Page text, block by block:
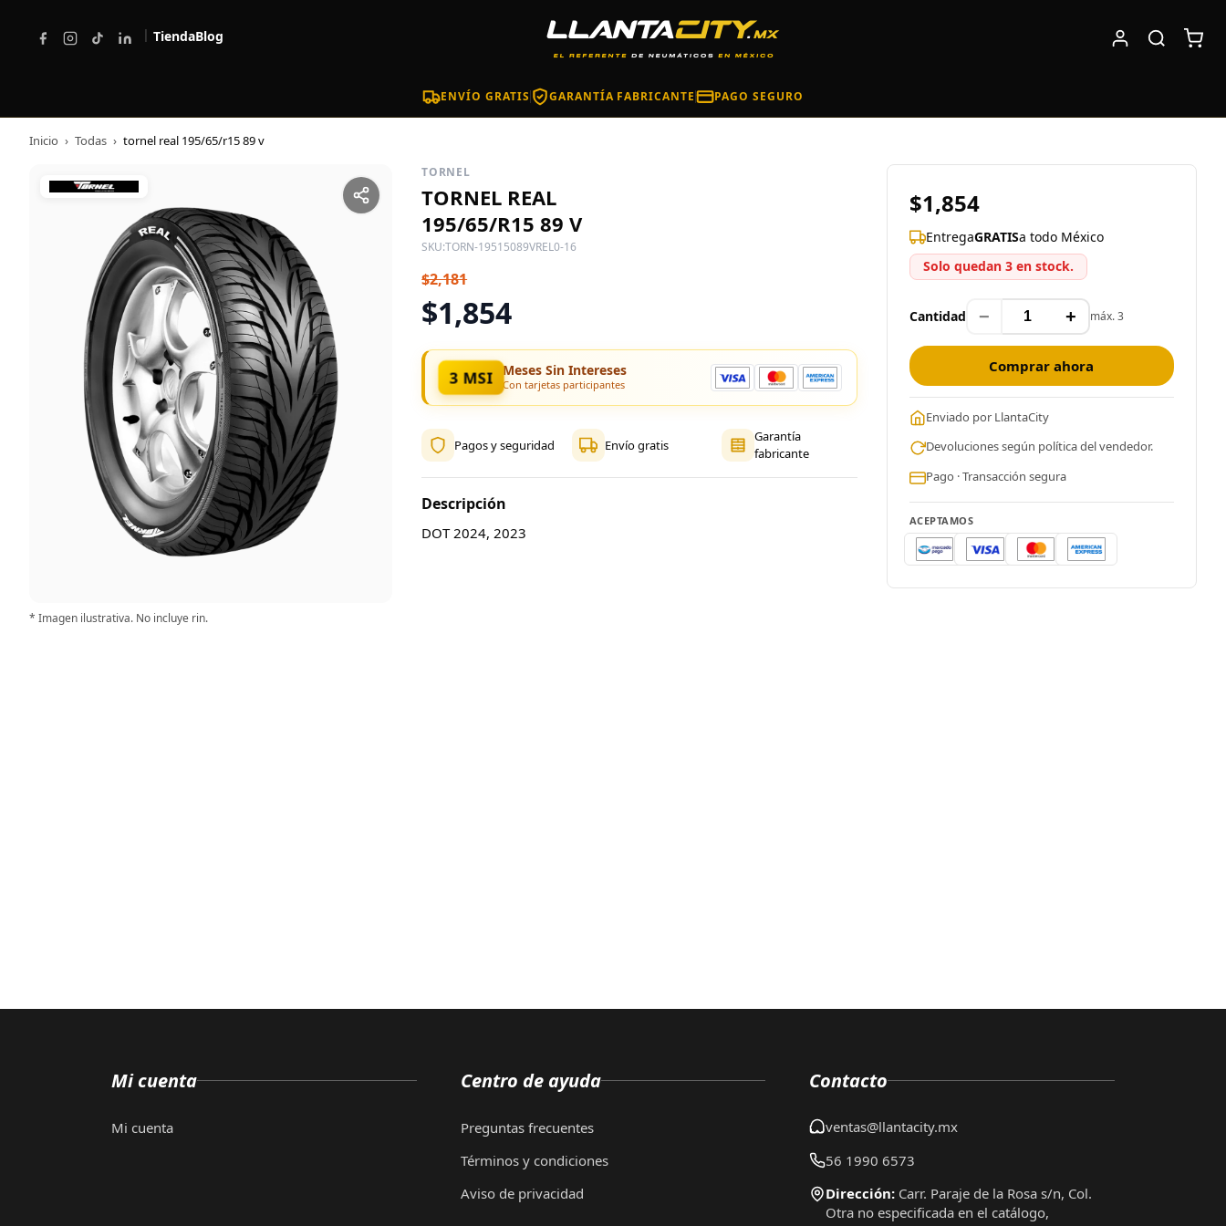
| TiendaBlog
ENVÍO GRATIS GARANTÍA FABRICANTE PAGO SEGURO
Inicio › Todas › tornel real 195/65/r15 89 v
* Imagen ilustrativa. No incluye rin.
TORNEL
TORNEL REAL
195/65/R15 89 V
SKU:TORN-19515089VREL0-16
$2,181
$1,854
3 MSI Meses Sin Intereses
Con tarjetas participantes
Pagos y seguridad Envío gratis
Garantía
fabricante
Descripción
DOT 2024, 2023
$1,854
EntregaGRATISa todo México
Solo quedan 3 en stock.
Cantidad − + máx. 3
Comprar ahora
Enviado por LlantaCity
Devoluciones según política del vendedor.
Pago · Transacción segura
ACEPTAMOS
Mi cuenta
Mi cuenta
Centro de ayuda
Preguntas frecuentes
Términos y condiciones
Aviso de privacidad
Contacto
ventas@llantacity.mx
56 1990 6573
Dirección: Carr. Paraje de la Rosa s/n, Col.
Otra no especificada en el catálogo,